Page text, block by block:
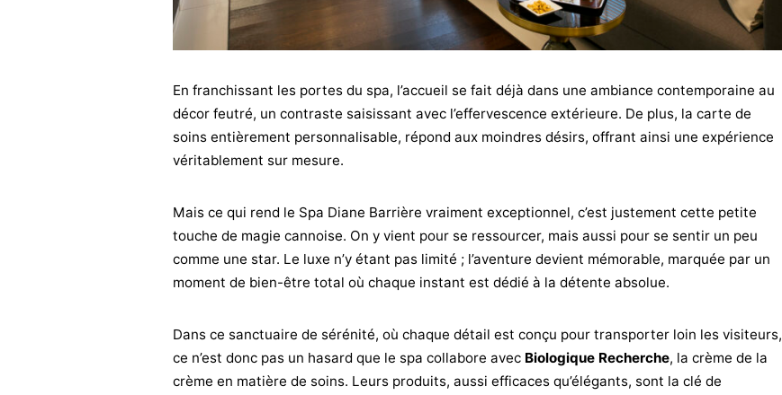
En franchissant les portes du spa, l’accueil se fait déjà dans une ambiance contemporaine au
décor feutré, un contraste saisissant avec l’effervescence extérieure. De plus, la carte de
soins entièrement personnalisable, répond aux moindres désirs, offrant ainsi une expérience
véritablement sur mesure.
Mais ce qui rend le Spa Diane Barrière vraiment exceptionnel, c’est justement cette petite
touche de magie cannoise. On y vient pour se ressourcer, mais aussi pour se sentir un peu
comme une star. Le luxe n’y étant pas limité ; l’aventure devient mémorable, marquée par un
moment de bien-être total où chaque instant est dédié à la détente absolue.
Dans ce sanctuaire de sérénité, où chaque détail est conçu pour transporter loin les visiteurs,
ce n’est donc pas un hasard que le spa collabore avec Biologique Recherche, la crème de la
crème en matière de soins. Leurs produits, aussi efficaces qu’élégants, sont la clé de